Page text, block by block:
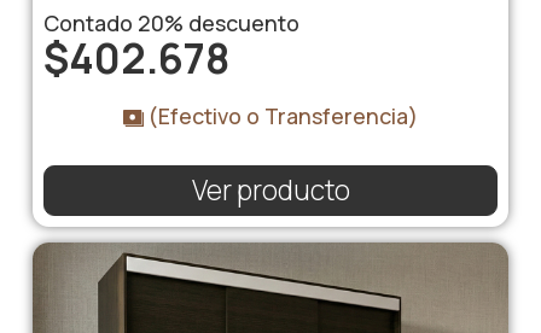
Contado 20% descuento
$402.678
(Efectivo o Transferencia)
Ver producto